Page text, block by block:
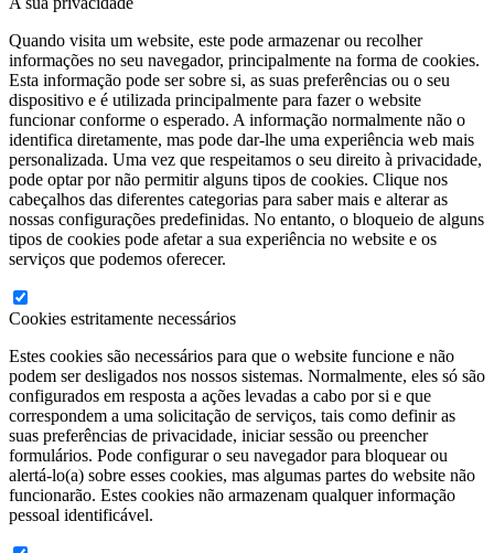
Quando visita um website, este pode armazenar ou recolher
informações no seu navegador, principalmente na forma de cookies.
Esta informação pode ser sobre si, as suas preferências ou o seu
dispositivo e é utilizada principalmente para fazer o website
funcionar conforme o esperado. A informação normalmente não o
identifica diretamente, mas pode dar-lhe uma experiência web mais
personalizada. Uma vez que respeitamos o seu direito à privacidade,
pode optar por não permitir alguns tipos de cookies. Clique nos
cabeçalhos das diferentes categorias para saber mais e alterar as
nossas configurações predefinidas. No entanto, o bloqueio de alguns
tipos de cookies pode afetar a sua experiência no website e os
serviços que podemos oferecer.
Cookies estritamente necessários
Estes cookies são necessários para que o website funcione e não
podem ser desligados nos nossos sistemas. Normalmente, eles só são
configurados em resposta a ações levadas a cabo por si e que
correspondem a uma solicitação de serviços, tais como definir as
suas preferências de privacidade, iniciar sessão ou preencher
formulários. Pode configurar o seu navegador para bloquear ou
alertá-lo(a) sobre esses cookies, mas algumas partes do website não
funcionarão. Estes cookies não armazenam qualquer informação
pessoal identificável.